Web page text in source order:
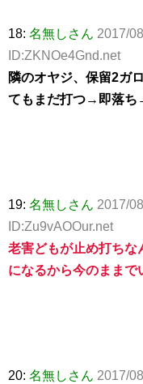
18: 名無しさん 2017/
ID:ZKNOe4Gnd.net
隣のオヤジ、保留2ガ
てもまだ打つ→即落ち
19: 名無しさん 2017/
ID:Zu9vAOOur.net
老害どもが止め打ちな
になるから今のままで
20: 名無しさん 2017/